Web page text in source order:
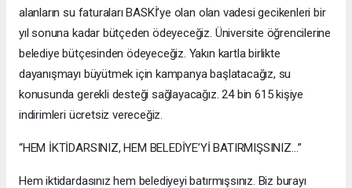
alanların su faturaları BASKİ’ye olan olan vadesi gecikenleri bir
yıl sonuna kadar bütçeden ödeyeceğiz. Üniversite öğrencilerine
belediye bütçesinden ödeyeceğiz. Yakın kartla birlikte
dayanışmayı büyütmek için kampanya başlatacağız, su
konusunda gerekli desteği sağlayacağız. 24 bin 615 kişiye
indirimleri ücretsiz vereceğiz.
“HEM İKTİDARSINIZ, HEM BELEDİYE’Yİ BATIRMIŞSINIZ…”
Hem iktidardasınız hem belediyeyi batırmışsınız. Biz burayı